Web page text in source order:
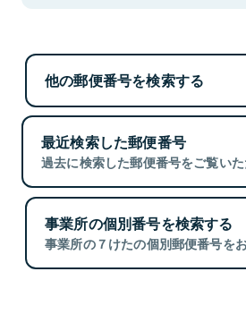
他の郵便番号を検索する
最近検索した郵便番号
過去に検索した郵便番号をご覧いた
事業所の個別番号を検索する
事業所の７けたの個別郵便番号を